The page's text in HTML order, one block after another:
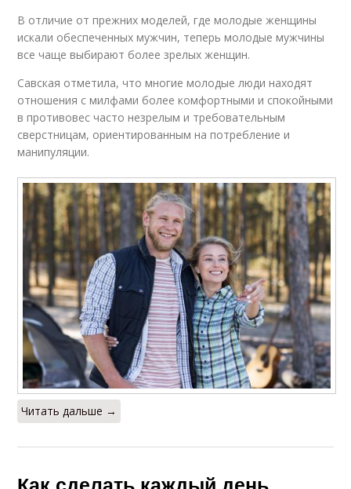
В отличие от прежних моделей, где молодые женщины
искали обеспеченных мужчин, теперь молодые мужчины
все чаще выбирают более зрелых женщин.
Савская отметила, что многие молодые люди находят
отношения с милфами более комфортными и спокойными
в противовес часто незрелым и требовательным
сверстницам, ориентированным на потребление и
манипуляции.
Читать дальше →